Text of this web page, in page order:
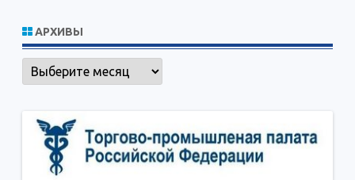
АРХИВЫ
Архивы